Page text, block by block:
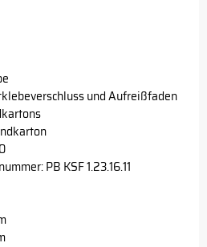
und Aufreißfaden
PB KSF 1.23.16.11